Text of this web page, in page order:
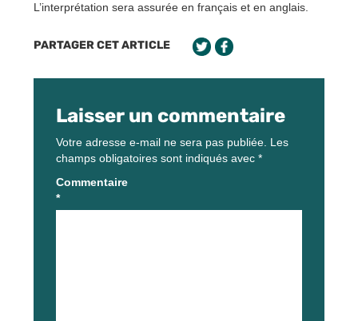
L’interprétation sera assurée en français et en anglais.
PARTAGER CET ARTICLE
Laisser un commentaire
Votre adresse e-mail ne sera pas publiée. Les
champs obligatoires sont indiqués avec *
Commentaire
*